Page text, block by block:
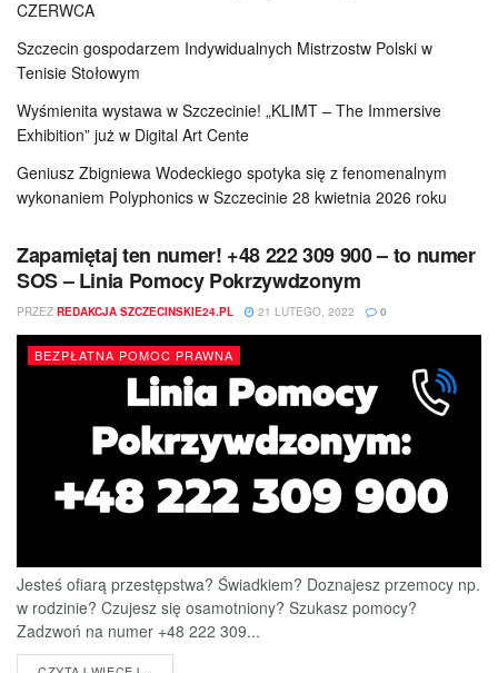
CZERWCA
Szczecin gospodarzem Indywidualnych Mistrzostw Polski w
Tenisie Stołowym
Wyśmienita wystawa w Szczecinie! „KLIMT – The Immersive
Exhibition” już w Digital Art Cente
Geniusz Zbigniewa Wodeckiego spotyka się z fenomenalnym
wykonaniem Polyphonics w Szczecinie 28 kwietnia 2026 roku
Zapamiętaj ten numer! +48 222 309 900 – to numer
SOS – Linia Pomocy Pokrzywdzonym
PRZEZ REDAKCJA SZCZECINSKIE24.PL 21 LUTEGO, 2022 0
BEZPŁATNA POMOC PRAWNA
Jesteś ofiarą przestępstwa? Świadkiem? Doznajesz przemocy np.
w rodzinie? Czujesz się osamotniony? Szukasz pomocy?
Zadzwoń na numer +48 222 309...